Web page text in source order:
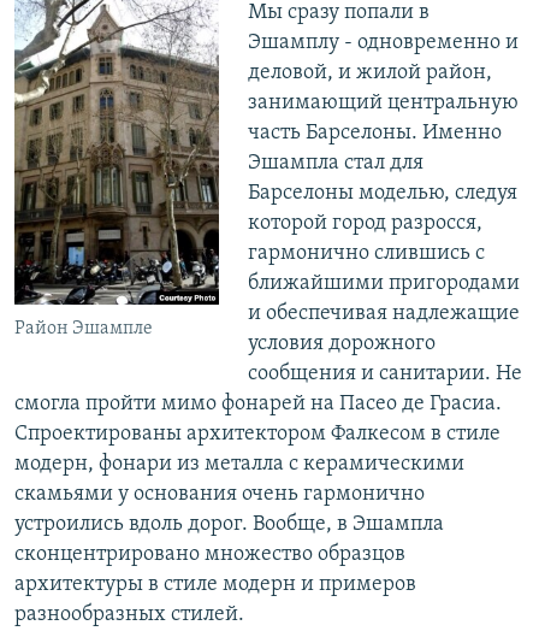
Район Эшампле
Мы сразу попали в
Эшамплу - одновременно и
деловой, и жилой район,
занимающий центральную
часть Барселоны. Именно
Эшампла стал для
Барселоны моделью, следуя
которой город разросся,
гармонично слившись с
ближайшими пригородами
и обеспечивая надлежащие
условия дорожного
сообщения и санитарии. Не
смогла пройти мимо фонарей на Пасео де Грасиа.
Спроектированы архитектором Фалкесом в стиле
модерн, фонари из металла с керамическими
скамьями у основания очень гармонично
устроились вдоль дорог. Вообще, в Эшампла
сконцентрировано множество образцов
архитектуры в стиле модерн и примеров
разнообразных стилей.